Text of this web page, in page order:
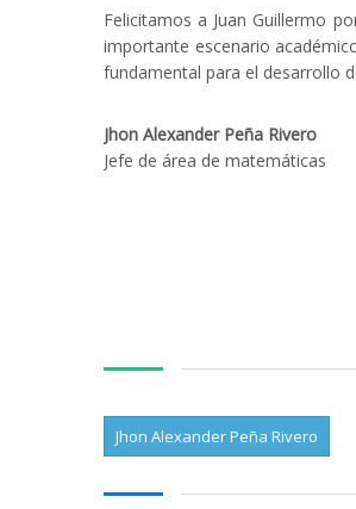
Felicitamos a Juan Guillermo
importante escenario
fundamental para el desarrollo
Jhon Alexander Peña Rivero
Jefe de área de matemáticas
Jhon Alexander Peña Rivero